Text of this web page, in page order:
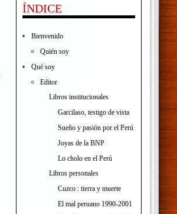
ÍNDICE
Bienvenido
Quién soy
Qué soy
Editor
Libros institucionales
Garcilaso, testigo de vista
Sueño y pasión por el Perú
Joyas de la BNP
Lo cholo en el Perú
Libros personales
Cuzco : tierra y muerte
El mal peruano 1990-2001